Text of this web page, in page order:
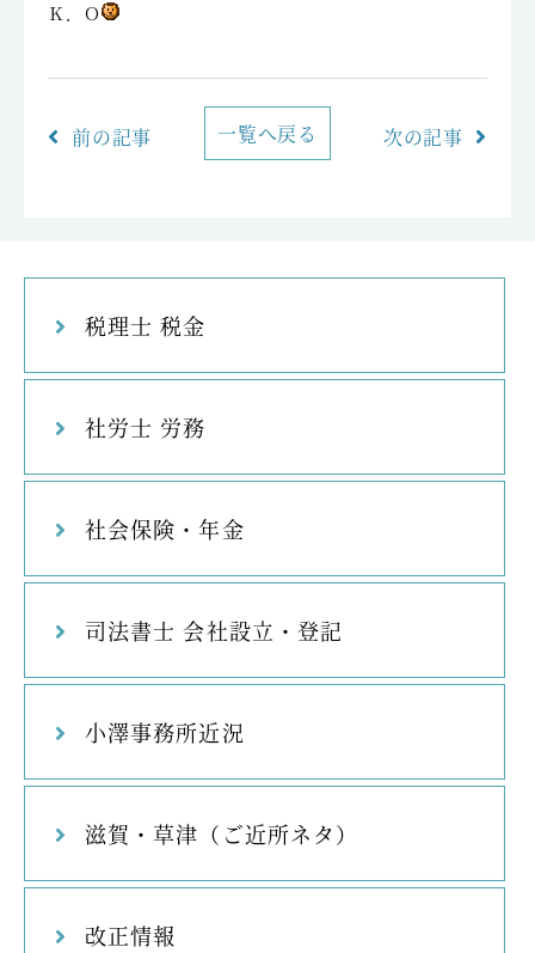
税理士 税金
社労士 労務
社会保険・年金
司法書士 会社設立・登記
小澤事務所近況
滋賀・草津（ご近所ネタ）
改正情報
Ｋ．Ｏ
前の記事 一覧へ戻る 次の記事